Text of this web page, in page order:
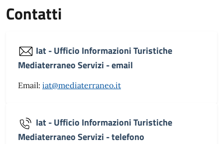
Contatti
Iat - Ufficio Informazioni Turistiche
Mediaterraneo Servizi - email
Email: iat@mediaterraneo.it
Iat - Ufficio Informazioni Turistiche
Mediaterraneo Servizi - telefono